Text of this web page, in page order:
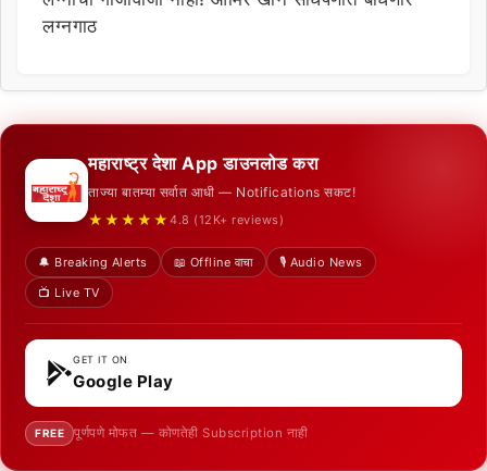
लग्नगाठ
महाराष्ट्र देशा App डाउनलोड करा
ताज्या बातम्या सर्वात आधी — Notifications सकट!
★★★★★ 4.8 (12K+ reviews)
🔔 Breaking Alerts 📖 Offline वाचा
🎙️ Audio News
📺 Live TV
GET IT ON
Google Play
FREE पूर्णपणे मोफत — कोणतेही Subscription नाही